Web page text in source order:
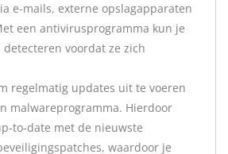
e-mails, externe opslagapparaten
een antivirusprogramma kun je
voordat ze zich
regelmatig updates uit te voeren
malwareprogramma. Hierdoor
to-date met de nieuwste
waardoor je